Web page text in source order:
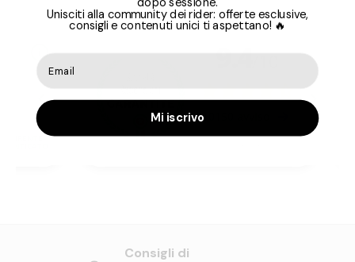
Consigli di
Unisciti alla community dei rider: offerte esclusive,
consigli e contenuti unici ti aspettano! 🔥
Mi iscrivo